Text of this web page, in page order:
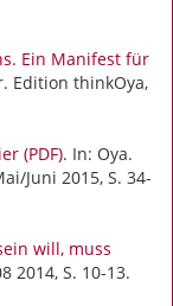
Ein Manifest für
Edition thinkOya,
(PDF). In: Oya.
Juni 2015, S. 34-
will, muss
2014, S. 10-13.